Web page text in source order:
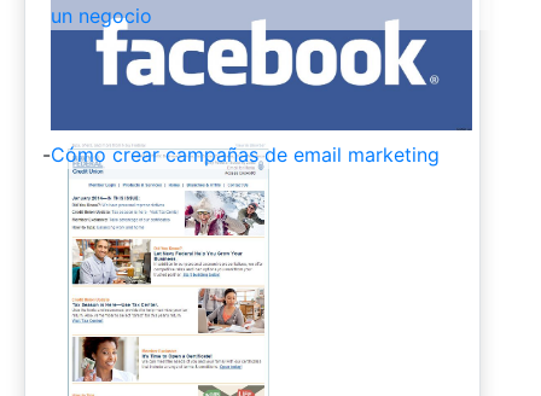
un negocio
-Cómo crear campañas de email marketing